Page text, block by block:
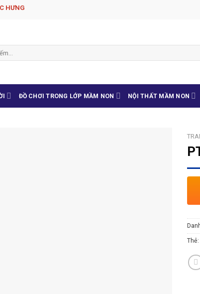
H­ƯNG
ĐỒ CHƠI TRONG LỚP MẦM NON NỘI THẤT MẦM NON
Thẻ: